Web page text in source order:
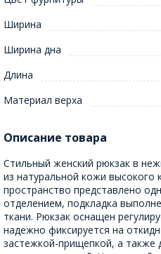
Ширина
Ширина дна
Длина
Материал верха
Описание товара
Стильный женский рюкзак в
из натуральной кожи высокого
пространство представлено
отделением, подкладка
ткани. Рюкзак оснащен
надежно фиксируется на
застежкой-прищепкой, а также